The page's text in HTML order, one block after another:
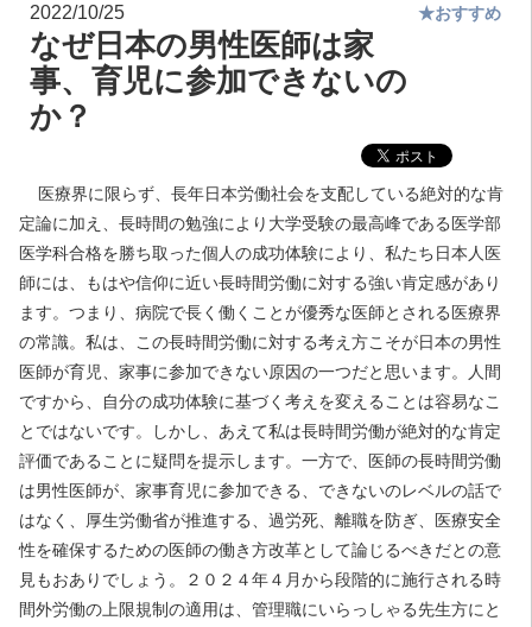
2022/10/25
なぜ日本の男性医師は家
事、育児に参加できないの
か？
★おすすめ
医療界に限らず、長年日本労働社会を支配している絶対的な肯
定論に加え、長時間の勉強により大学受験の最高峰である医学部
医学科合格を勝ち取った個人の成功体験により、私たち日本人医
師には、もはや信仰に近い長時間労働に対する強い肯定感があり
ます。つまり、病院で長く働くことが優秀な医師とされる医療界
の常識。私は、この長時間労働に対する考え方こそが日本の男性
医師が育児、家事に参加できない原因の一つだと思います。人間
ですから、自分の成功体験に基づく考えを変えることは容易なこ
とではないです。しかし、あえて私は長時間労働が絶対的な肯定
評価であることに疑問を提示します。一方で、医師の長時間労働
は男性医師が、家事育児に参加できる、できないのレベルの話で
はなく、厚生労働省が推進する、過労死、離職を防ぎ、医療安全
性を確保するための医師の働き方改革として論じるべきだとの意
見もおありでしょう。２０２４年４月から段階的に施行される時
間外労働の上限規制の適用は、管理職にいらっしゃる先生方にと